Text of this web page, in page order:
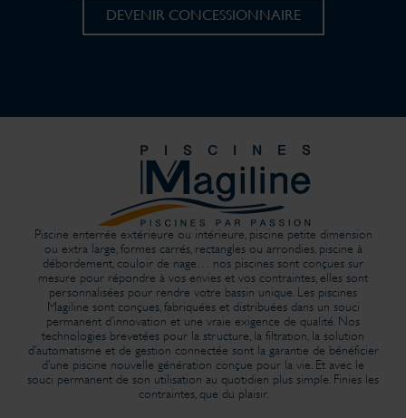
DEVENIR CONCESSIONNAIRE
Piscine enterrée extérieure ou intérieure, piscine petite dimension
ou extra large, formes carrés, rectangles ou arrondies, piscine à
débordement, couloir de nage… nos piscines sont conçues sur
mesure pour répondre à vos envies et vos contraintes, elles sont
personnalisées pour rendre votre bassin unique. Les piscines
Magiline sont conçues, fabriquées et distribuées dans un souci
permanent d’innovation et une vraie exigence de qualité. Nos
technologies brevetées pour la structure, la filtration, la solution
d’automatisme et de gestion connectée sont la garantie de bénéficier
d’une piscine nouvelle génération conçue pour la vie. Et avec le
souci permanent de son utilisation au quotidien plus simple. Finies les
contraintes, que du plaisir.